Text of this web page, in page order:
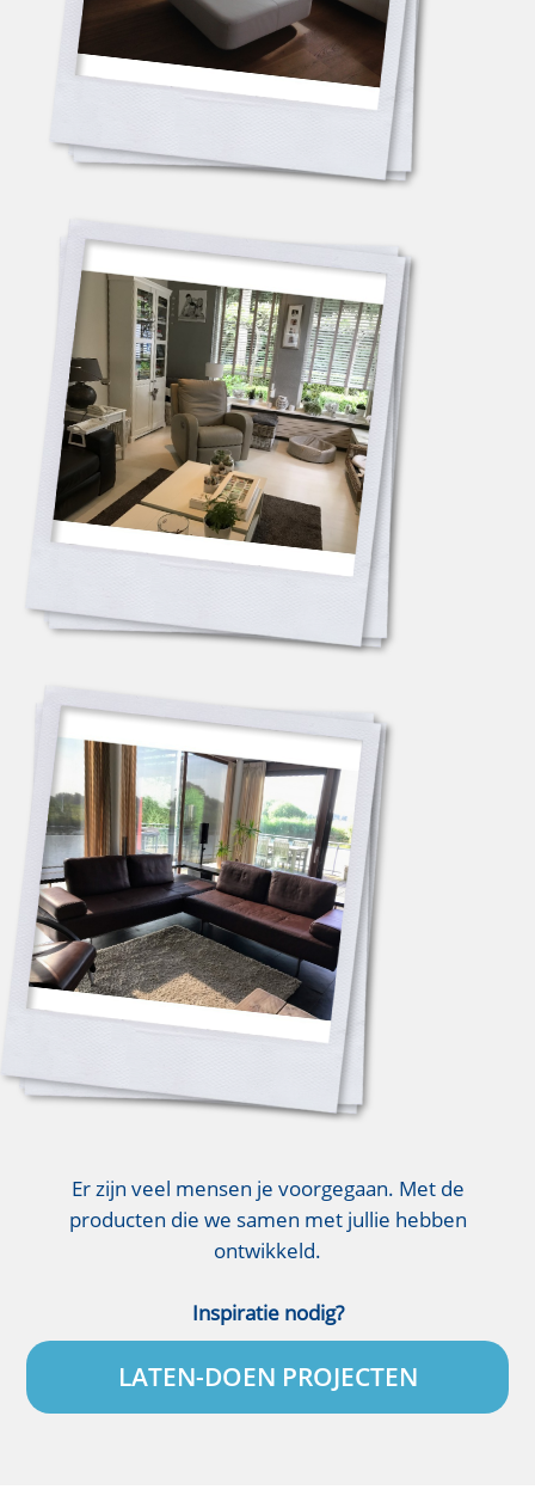
Er zijn veel mensen je voorgegaan. Met de
producten die we samen met jullie hebben
ontwikkeld.
Inspiratie nodig?
LATEN-DOEN PROJECTEN